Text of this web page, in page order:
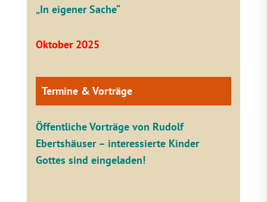
„In eigener Sache“
Oktober 2025
Termine & Vorträge
Öffentliche Vorträge von Rudolf
Ebertshäuser – interessierte Kinder
Gottes sind eingeladen!